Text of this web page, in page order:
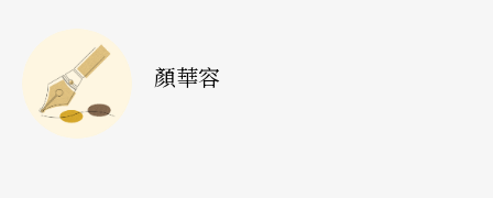
我想我不會這樣比喻，因為對我而言這真的是全
新的嘗試，與我同台的是一整個舞團，而我將會演
顏華容